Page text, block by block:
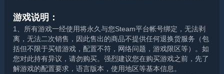
游戏说明：
1、所有游戏一经使用将永久与您Steam平台帐号绑定，无法剥
离，无法二次销售，因此售出的商品不提供任何退换货服务（包
括但不限于买错游戏，配置不符，网络问题，游戏限区等）。如
您对此持有异议，请勿购买。强烈建议您在购买游戏之前，先了
解游戏的配置要求，语言版本，使用地区等基本信息。